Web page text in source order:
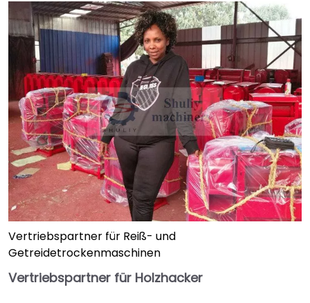
Vertriebspartner für Reiß- und
Getreidetrockenmaschinen
Vertriebspartner für Holzhacker